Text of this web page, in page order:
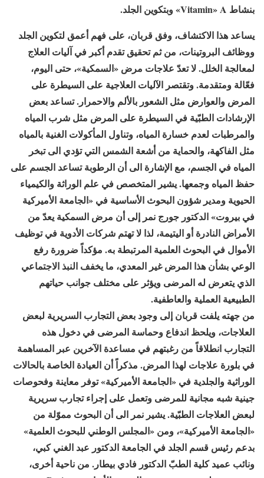
بنشاط Vitamin» A» وبتكوين الجلد.
يساعد هذا الاكتشاف، وفق قربان، على فهم أعمق لتكوين الجلد
ووظائف البروتينات، من ثم تحقيق تقدم أكبر في آليات العلاج
لمعالجة الخلل. لا تعدّ علاجات مرض «السمكية»، حتى اليوم،
فعّالة ومتقدمة. وتقتصر الآليات العلاجية على السيطرة على
المرض والعوارض مثل الشعور بالألم والاحمرار. تساعد بعض
الإرشادات الطبّية في السيطرة على المرض مثل شرب المياه
والمرطبات لعدم خسارة المياه، وتناول المأكولات الغنية بالمياه
مثل الفاكهة، والحماية من أشعة الشمس التي تؤدي الى تبخر
المياه في الجسم، مع الإشارة الى أن الرطوبة تساعد الجسم على
حفظ المياه وجمعها. يشير المتخصص في علم الوراثة والكيمياء
الحيوية ومدير شؤون البحوث الأساسية في «الجامعة الأميركية
في بيروت» الدكتور جورج نمر إلى أن مرض السمكية يعدّ من
الأمراض النادرة أو اليتيمة، لذا لا تهتم شركات الأدوية في توظيف
الأموال في البحوث العلمية المرتبطة به. مؤكداً ضرورة رفع
الوعي بشأن هذا المرض غير المعدي، ما يخفف النبذ الاجتماعي
الذي يتعرض له المرضى ويؤثر على مختلف جوانب حياتهم
الطبيعية العملية والعاطفية.
من جهته يلفت قربان إلى وجود بعض التجارب السريرية لبعض
العلاجات، ويلحظ اندفاع وحماسة المرضى في دخول هذه
التجارب انطلاقاً من رغبتهم في مساعدة الآخرين عبر المساهمة
في بلورة علاجات لهذا المرض. مذكراً أن العيادة الخاصة بالحالات
الوراثية والجلدية في «الجامعة الأميركية» توفر معاينة وفحوصات
جينية شبه مجانية للمرضى وتعمل على إجراء تجارب سريرية
لبعض العلاجات الطبّية. يشير نمر الى أن البحوث مموّلة من
«الجامعة الأميركية»، ومن «المجلس الوطني للبحوث العلمية»
بدعم رئيس قسم الجلد في الجامعة الدكتور عبد الغني كبي،
ونائب عميد كلية الطبّ الدكتور فادي بيطار. من ناحية أخرى،